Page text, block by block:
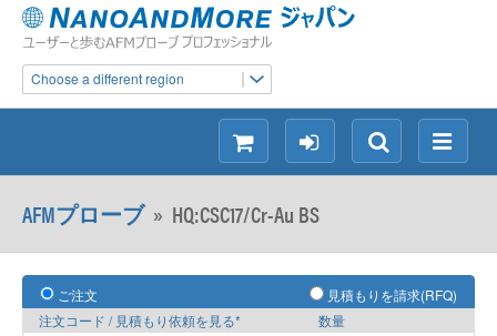
Choose a different region
メ
ニ
検
索
ロ
グ
イ
シ
ョ
ッ
ン
AFMプローブ» HQ:CSC17/Cr-Au BS
ご注文
見積もりを請求(RFQ)
注文コード / 見積もり依頼を見る*
数量